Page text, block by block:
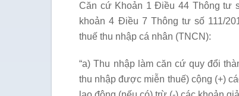
Căn cứ Khoản 1 Điều 44 Thông tư
khoản 4 Điều 7 Thông tư số 111/
thuế thu nhập cá nhân (TNCN):
“a) Thu nhập làm căn cứ quy đổi
thu nhập được miễn thuế) cộng (+)